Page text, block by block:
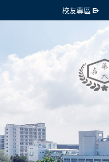
校友專區